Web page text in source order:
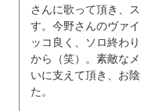
さんに歌って頂き、
す。今野さんのヴァ
ッコ良く、ソロ終わ
から（笑）。素敵な
いに支えて頂き、お
た。